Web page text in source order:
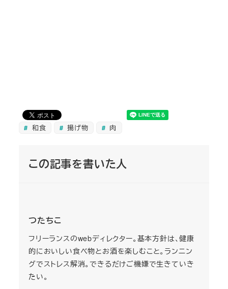
和食 揚げ物 肉
この記事を書いた人
つたちこ
フリーランスのwebディレクター。基本方針は、健康
的においしい食べ物とお酒を楽しむこと。ランニン
グでストレス解消。できるだけご機嫌で生きていき
たい。